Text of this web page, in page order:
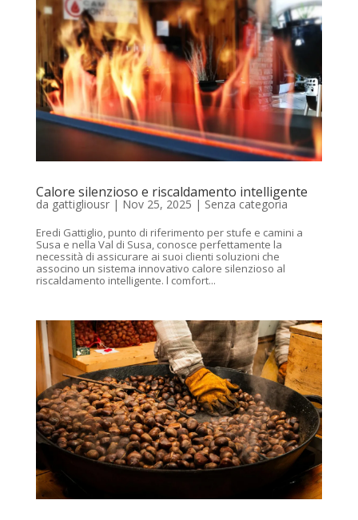
Calore silenzioso e riscaldamento intelligente
da gattigliousr| Nov 25, 2025 | Senza categoria
Eredi Gattiglio, punto di riferimento per stufe e camini a
Susa e nella Val di Susa, conosce perfettamente la
necessità di assicurare ai suoi clienti soluzioni che
associno un sistema innovativo calore silenzioso al
riscaldamento intelligente. l comfort...